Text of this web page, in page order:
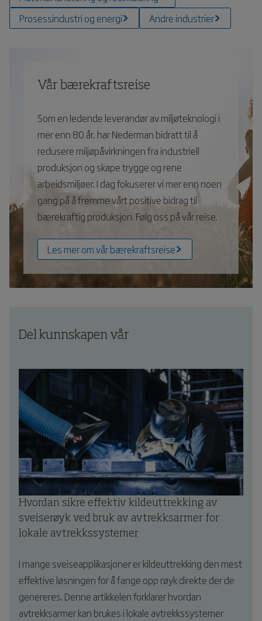
Prosessindustri og energi
Andre industrier
Vår bærekraftsreise
Som en ledende leverandør av miljøteknologi i
mer enn 80 år, har Nederman bidratt til å
redusere miljøpåvirkningen fra industriell
produksjon og skape trygge og rene
arbeidsmiljøer. I dag fokuserer vi mer enn noen
gang på å fremme vårt positive bidrag til
bærekraftig produksjon. Følg oss på vår reise.
Les mer om vår bærekraftsreise
Del kunnskapen vår
Hvordan sikre effektiv kildeuttrekking av
sveiserøyk ved bruk av avtrekksarmer for
lokale avtrekkssystemer
I mange sveiseapplikasjoner er kildeuttrekking den mest
effektive løsningen for å fange opp røyk direkte der de
genereres. Denne artikkelen forklarer hvordan
avtrekksarmer kan brukes i lokale avtrekkssystemer